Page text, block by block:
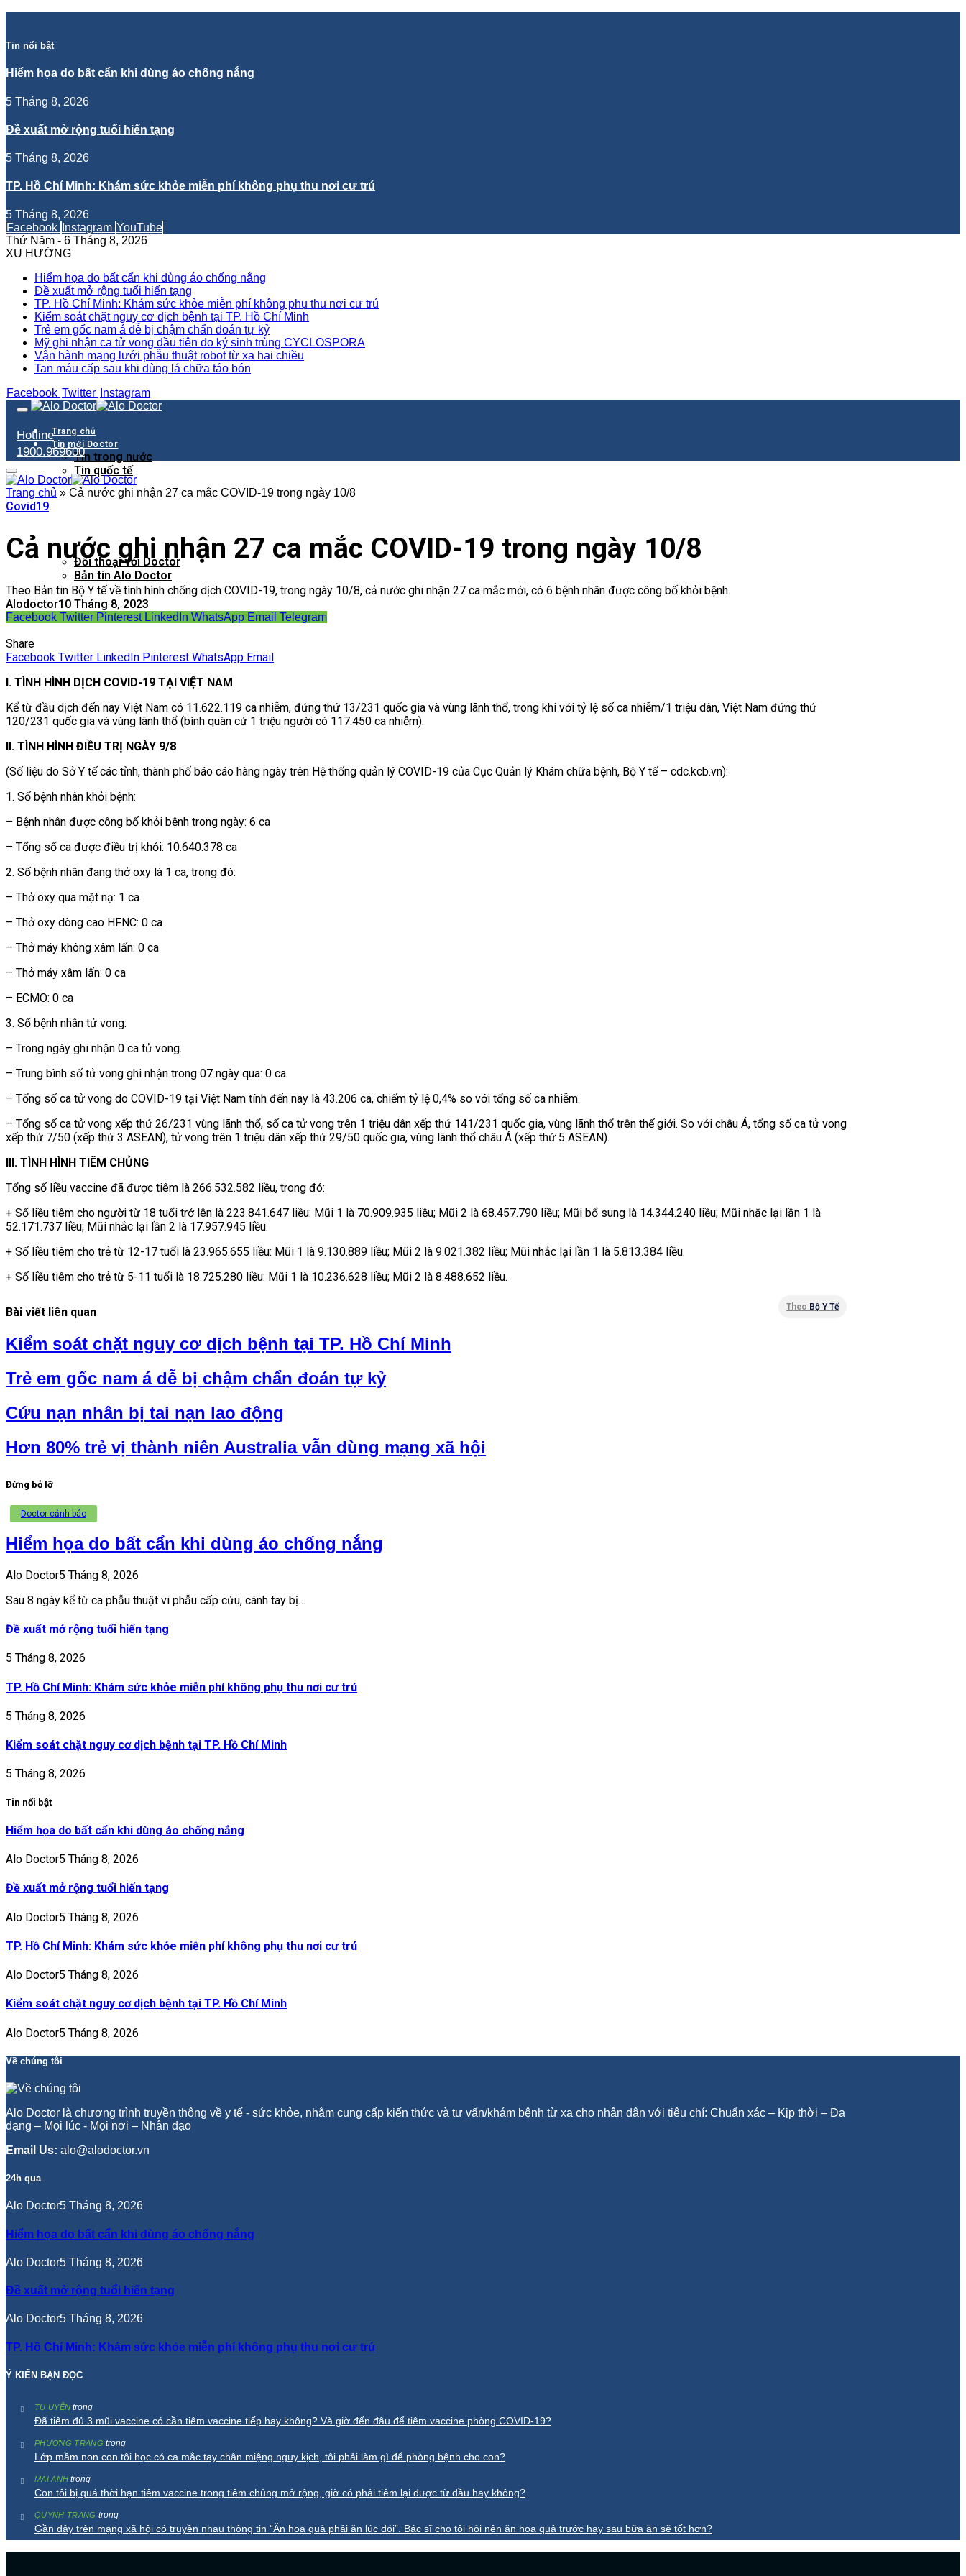
Tin nổi bật
Hiểm họa do bất cẩn khi dùng áo chống nắng
5 Tháng 8, 2026
Đề xuất mở rộng tuổi hiến tạng
5 Tháng 8, 2026
TP. Hồ Chí Minh: Khám sức khỏe miễn phí không phụ thu nơi cư trú
5 Tháng 8, 2026
Facebook
Instagram YouTube
Thứ Năm - 6 Tháng 8, 2026
XU HƯỚNG
Hiểm họa do bất cẩn khi dùng áo chống nắng
Đề xuất mở rộng tuổi hiến tạng
TP. Hồ Chí Minh: Khám sức khỏe miễn phí không phụ thu nơi cư trú
Kiểm soát chặt nguy cơ dịch bệnh tại TP. Hồ Chí Minh
Trẻ em gốc nam á dễ bị chậm chẩn đoán tự kỷ
Mỹ ghi nhận ca tử vong đầu tiên do ký sinh trùng CYCLOSPORA
Vận hành mạng lưới phẫu thuật robot từ xa hai chiều
Tan máu cấp sau khi dùng lá chữa táo bón
Facebook Twitter Instagram
Trang chủ
Tin mới Doctor
Tin trong nước
Tin quốc tế
Doctor bắt bệnh
Doctor cảnh báo
Cocktail kháng thể
Video
Đối thoại với Doctor
Bản tin Alo Doctor
Hotline
1900.969600
Trang chủ » Cả nước ghi nhận 27 ca mắc COVID-19 trong ngày 10/8
Covid19
Cả nước ghi nhận 27 ca mắc COVID-19 trong ngày 10/8
Theo Bản tin Bộ Y tế về tình hình chống dịch COVID-19, trong ngày 10/8, cả nước ghi nhận 27 ca mắc mới, có 6 bệnh nhân được công bố khỏi bệnh.
Alodoctor10 Tháng 8, 2023
Facebook Twitter Pinterest LinkedIn WhatsApp Email Telegram
Share
Facebook Twitter LinkedIn Pinterest WhatsApp Email
I. TÌNH HÌNH DỊCH COVID-19 TẠI VIỆT NAM
Kể từ đầu dịch đến nay Việt Nam có 11.622.119 ca nhiễm, đứng thứ 13/231 quốc gia và vùng lãnh thổ, trong khi với tỷ lệ số ca nhiễm/1 triệu dân, Việt Nam đứng thứ
120/231 quốc gia và vùng lãnh thổ (bình quân cứ 1 triệu người có 117.450 ca nhiễm).
II. TÌNH HÌNH ĐIỀU TRỊ NGÀY 9/8
(Số liệu do Sở Y tế các tỉnh, thành phố báo cáo hàng ngày trên Hệ thống quản lý COVID-19 của Cục Quản lý Khám chữa bệnh, Bộ Y tế – cdc.kcb.vn):
1. Số bệnh nhân khỏi bệnh:
– Bệnh nhân được công bố khỏi bệnh trong ngày: 6 ca
– Tổng số ca được điều trị khỏi: 10.640.378 ca
2. Số bệnh nhân đang thở oxy là 1 ca, trong đó:
– Thở oxy qua mặt nạ: 1 ca
– Thở oxy dòng cao HFNC: 0 ca
– Thở máy không xâm lấn: 0 ca
– Thở máy xâm lấn: 0 ca
– ECMO: 0 ca
3. Số bệnh nhân tử vong:
– Trong ngày ghi nhận 0 ca tử vong.
– Trung bình số tử vong ghi nhận trong 07 ngày qua: 0 ca.
– Tổng số ca tử vong do COVID-19 tại Việt Nam tính đến nay là 43.206 ca, chiếm tỷ lệ 0,4% so với tổng số ca nhiễm.
– Tổng số ca tử vong xếp thứ 26/231 vùng lãnh thổ, số ca tử vong trên 1 triệu dân xếp thứ 141/231 quốc gia, vùng lãnh thổ trên thế giới. So với châu Á, tổng số ca tử vong
xếp thứ 7/50 (xếp thứ 3 ASEAN), tử vong trên 1 triệu dân xếp thứ 29/50 quốc gia, vùng lãnh thổ châu Á (xếp thứ 5 ASEAN).
III. TÌNH HÌNH TIÊM CHỦNG
Tổng số liều vaccine đã được tiêm là 266.532.582 liều, trong đó:
+ Số liều tiêm cho người từ 18 tuổi trở lên là 223.841.647 liều: Mũi 1 là 70.909.935 liều; Mũi 2 là 68.457.790 liều; Mũi bổ sung là 14.344.240 liều; Mũi nhắc lại lần 1 là
52.171.737 liều; Mũi nhắc lại lần 2 là 17.957.945 liều.
+ Số liều tiêm cho trẻ từ 12-17 tuổi là 23.965.655 liều: Mũi 1 là 9.130.889 liều; Mũi 2 là 9.021.382 liều; Mũi nhắc lại lần 1 là 5.813.384 liều.
+ Số liều tiêm cho trẻ từ 5-11 tuổi là 18.725.280 liều: Mũi 1 là 10.236.628 liều; Mũi 2 là 8.488.652 liều.
Theo Bộ Y Tế
Bài viết liên quan
Kiểm soát chặt nguy cơ dịch bệnh tại TP. Hồ Chí Minh
Trẻ em gốc nam á dễ bị chậm chẩn đoán tự kỷ
Cứu nạn nhân bị tai nạn lao động
Hơn 80% trẻ vị thành niên Australia vẫn dùng mạng xã hội
Đừng bỏ lỡ
Doctor cảnh báo
Hiểm họa do bất cẩn khi dùng áo chống nắng
Alo Doctor5 Tháng 8, 2026
Sau 8 ngày kể từ ca phẫu thuật vi phẫu cấp cứu, cánh tay bị…
Đề xuất mở rộng tuổi hiến tạng
5 Tháng 8, 2026
TP. Hồ Chí Minh: Khám sức khỏe miễn phí không phụ thu nơi cư trú
5 Tháng 8, 2026
Kiểm soát chặt nguy cơ dịch bệnh tại TP. Hồ Chí Minh
5 Tháng 8, 2026
Tin nổi bật
Hiểm họa do bất cẩn khi dùng áo chống nắng
Alo Doctor5 Tháng 8, 2026
Đề xuất mở rộng tuổi hiến tạng
Alo Doctor5 Tháng 8, 2026
TP. Hồ Chí Minh: Khám sức khỏe miễn phí không phụ thu nơi cư trú
Alo Doctor5 Tháng 8, 2026
Kiểm soát chặt nguy cơ dịch bệnh tại TP. Hồ Chí Minh
Alo Doctor5 Tháng 8, 2026
Về chúng tôi
Alo Doctor là chương trình truyền thông về y tế - sức khỏe, nhằm cung cấp kiến thức và tư vấn/khám bệnh từ xa cho nhân dân với tiêu chí: Chuẩn xác – Kịp thời – Đa
dạng – Mọi lúc - Mọi nơi – Nhân đạo
Email Us: alo@alodoctor.vn
24h qua
Alo Doctor5 Tháng 8, 2026
Hiểm họa do bất cẩn khi dùng áo chống nắng
Alo Doctor5 Tháng 8, 2026
Đề xuất mở rộng tuổi hiến tạng
Alo Doctor5 Tháng 8, 2026
TP. Hồ Chí Minh: Khám sức khỏe miễn phí không phụ thu nơi cư trú
Ý KIẾN BẠN ĐỌC
TU UYÊN trong
Đã tiêm đủ 3 mũi vaccine có cần tiêm vaccine tiếp hay không? Và giờ đến đâu để tiêm vaccine phòng COVID-19?
PHƯƠNG TRANG trong
Lớp mầm non con tôi học có ca mắc tay chân miệng nguy kịch, tôi phải làm gì để phòng bệnh cho con?
MAI ANH trong
Con tôi bị quá thời hạn tiêm vaccine trong tiêm chủng mở rộng, giờ có phải tiêm lại được từ đầu hay không?
QUYNH TRANG trong
Gần đây trên mạng xã hội có truyền nhau thông tin “Ăn hoa quả phải ăn lúc đói”. Bác sĩ cho tôi hỏi nên ăn hoa quả trước hay sau bữa ăn sẽ tốt hơn?